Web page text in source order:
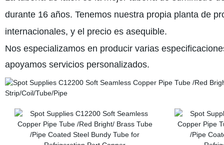
durante 16 años. Tenemos nuestra propia planta de
internacionales, y el precio es asequible.
Nos especializamos en producir varias
apoyamos servicios personalizados.